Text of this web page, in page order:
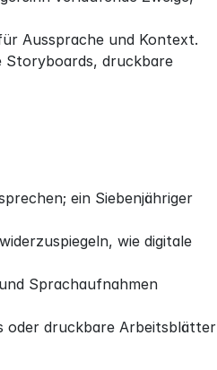
Aussprache und Kontext.
Storyboards, druckbare
ein Siebenjähriger
wie digitale
Sprachaufnahmen
oder druckbare Arbeitsblätter